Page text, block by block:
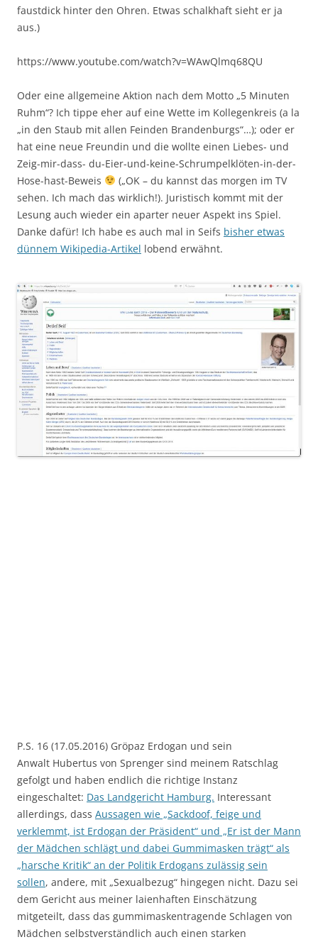
faustdick hinter den Ohren. Etwas schalkhaft sieht er ja
aus.)
https://www.youtube.com/watch?v=WAwQlmq68QU
Oder eine allgemeine Aktion nach dem Motto „5 Minuten
Ruhm“? Ich tippe eher auf eine Wette im Kollegenkreis (a la
„in den Staub mit allen Feinden Brandenburgs“…); oder er
hat eine neue Freundin und die wollte einen Liebes- und
Zeig-mir-dass- du-Eier-und-keine-Schrumpelklöten-in-der-
Hose-hast-Beweis
(„OK – du kannst das morgen im TV
sehen. Ich mach das wirklich!). Juristisch kommt mit der
Lesung auch wieder ein aparter neuer Aspekt ins Spiel.
Danke dafür! Ich habe es auch mal in Seifs bisher etwas
dünnem Wikipedia-Artikel lobend erwähnt.
P.S. 16 (17.05.2016) Gröpaz Erdogan und sein
Anwalt Hubertus von Sprenger sind meinem Ratschlag
gefolgt und haben endlich die richtige Instanz
eingeschaltet: Das Landgericht Hamburg. Interessant
allerdings, dass Aussagen wie „Sackdoof, feige und
verklemmt, ist Erdogan der Präsident“ und „Er ist der Mann
der Mädchen schlägt und dabei Gummimasken trägt“ als
„harsche Kritik“ an der Politik Erdogans zulässig sein
sollen, andere, mit „Sexualbezug“ hingegen nicht. Dazu sei
dem Gericht aus meiner laienhaften Einschätzung
mitgeteilt, dass das gummimaskentragende Schlagen von
Mädchen selbstverständlich auch einen starken